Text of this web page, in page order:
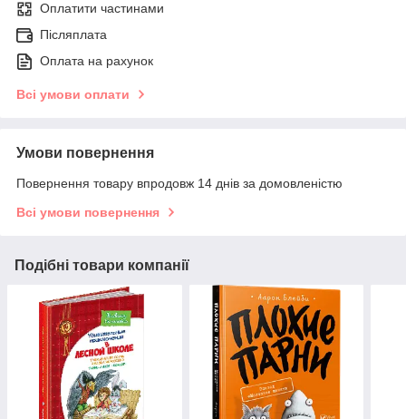
Оплатити частинами
Післяплата
Оплата на рахунок
Всі умови оплати
Умови повернення
Повернення товару впродовж 14 днів за домовленістю
Всі умови повернення
Подібні товари компанії